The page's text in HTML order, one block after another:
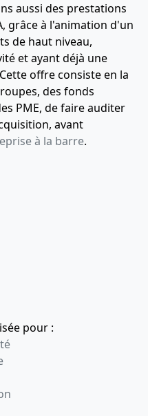
aussi des prestations
grâce à l'animation d'un
de haut niveau,
et ayant déjà une
offre consiste en la
des fonds
PME, de faire auditer
avant
à la barre.
pour :